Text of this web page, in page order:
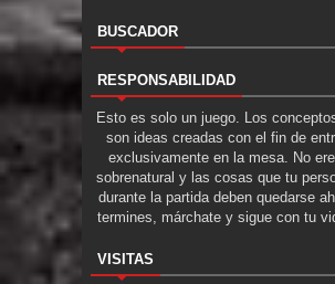
BUSCADOR
RESPONSABILIDAD
Esto es solo un juego. Los
son ideas creadas con el fin de
exclusivamente en la mesa. No
sobrenatural y las cosas que tu
durante la partida deben quedarse
termines, márchate y sigue con tu
VISITAS